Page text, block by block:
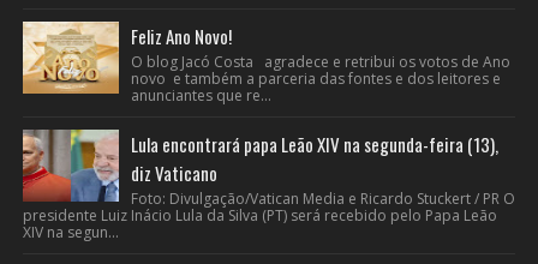
Feliz Ano Novo!
O blog Jacó Costa agradece e retribui os votos de Ano
novo e também a parceria das fontes e dos leitores e
anunciantes que re...
Lula encontrará papa Leão XIV na segunda-feira (13),
diz Vaticano
Foto: Divulgação/Vatican Media e Ricardo Stuckert / PR O
presidente Luiz Inácio Lula da Silva (PT) será recebido pelo Papa Leão
XIV na segun...